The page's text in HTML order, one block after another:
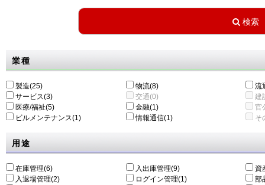
業種
製造(25) 物流(8)
流
サービス(3)
交通(0)
建
医療/福祉(5)
金融(1)
官
ビルメンテナンス(1)
情報通信(1) そ
用途
在庫管理(6) 入出庫管理(9)
資
入退場管理(2)
ログイン管理(1)
部